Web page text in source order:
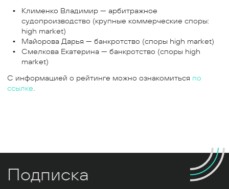
Клименко Владимир — арбитражное
судопроизводство (крупные коммерческие споры:
high market)
Майорова Дарья — банкротство (споры high market)
Смелкова Екатерина — банкротство (споры high
market)
С информацией о рейтинге можно ознакомиться по
ссылке.
Подписка